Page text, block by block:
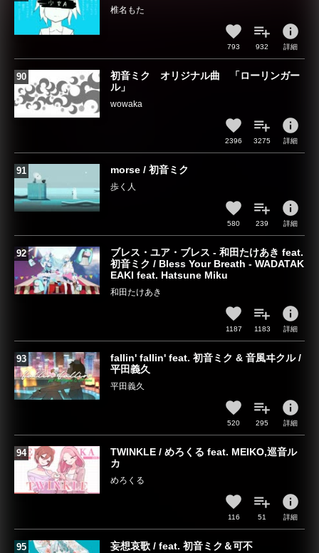
椎名もた
793 932
info
詳細
初音ミク オリジナル曲 「ローリンガー
ル」
wowaka
2396 3275
info
詳細
morse / 初音ミク
歩く人
580 239
info
詳細
ブレス・ユア・ブレス - 和田たけあき feat.
初音ミク / Bless Your Breath - WADATAK
EAKI feat. Hatsune Miku
和田たけあき
1187 1183
info
詳細
fallin' fallin' feat. 初音ミク & 音風ヰクル /
平田義久
平田義久
520 295
info
詳細
TWINKLE / めろくる feat. MEIKO,巡音ル
カ
めろくる
116 51
info
詳細
妄想哀歌 / feat. 初音ミク＆可不